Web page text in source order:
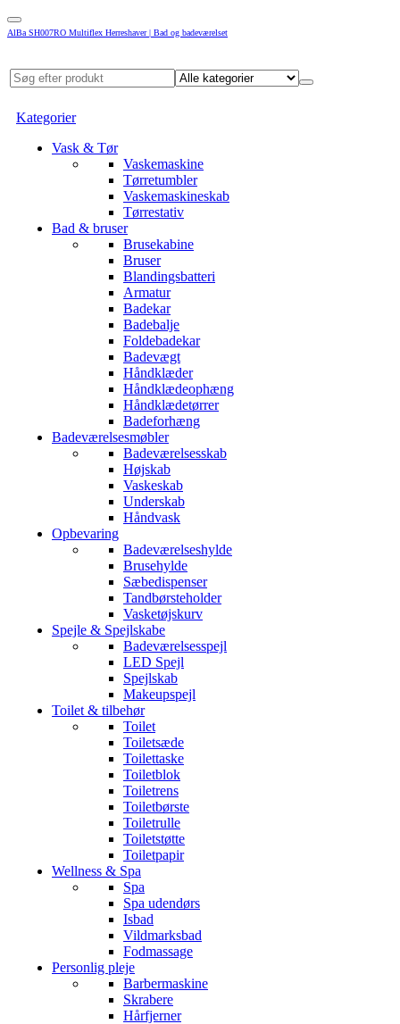
AlBa SH007RO Multiflex Herreshaver | Bad og badeværelset
Kategorier
Vask & Tør
Vaskemaskine
Tørretumbler
Vaskemaskineskab
Tørrestativ
Bad & bruser
Brusekabine
Bruser
Blandingsbatteri
Armatur
Badekar
Badebalje
Foldebadekar
Badevægt
Håndklæder
Håndklædeophæng
Håndklædetørrer
Badeforhæng
Badeværelsesmøbler
Badeværelsesskab
Højskab
Vaskeskab
Underskab
Håndvask
Opbevaring
Badeværelseshylde
Brusehylde
Sæbedispenser
Tandbørsteholder
Vasketøjskurv
Spejle & Spejlskabe
Badeværelsesspejl
LED Spejl
Spejlskab
Makeupspejl
Toilet & tilbehør
Toilet
Toiletsæde
Toilettaske
Toiletblok
Toiletrens
Toiletbørste
Toiletrulle
Toiletstøtte
Toiletpapir
Wellness & Spa
Spa
Spa udendørs
Isbad
Vildmarksbad
Fodmassage
Personlig pleje
Barbermaskine
Skrabere
Hårfjerner